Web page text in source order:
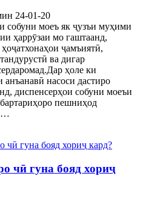
24-01-20
собуни моеъ як ҷузъи муҳими
ҳаррӯзаи мо гаштаанд,
ҷамъиятӣ,
ва дигар
ҳоле ки
анъанавӣ насоси дастиро
диспенсерҳои собуни моеъи
пешниҳод
чӣ гуна бояд хориҷ